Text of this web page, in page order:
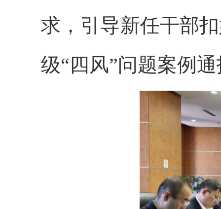
求，引导新任干部
级“四风”问题案例